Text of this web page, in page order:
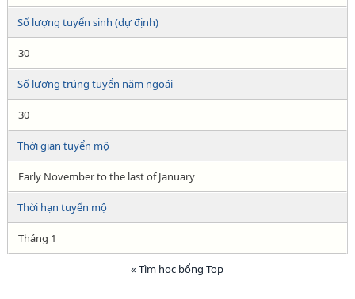
Số lượng tuyển sinh (dự định)
30
Số lượng trúng tuyển năm ngoái
30
Thời gian tuyển mộ
Early November to the last of January
Thời hạn tuyển mộ
Tháng 1
« Tìm học bổng Top